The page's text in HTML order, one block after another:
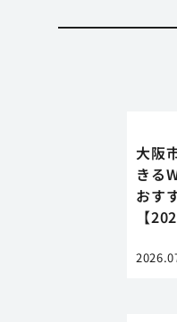
大阪
きる
おす
【